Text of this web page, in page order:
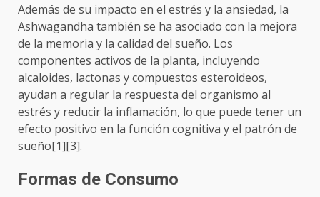
Además de su impacto en el estrés y la ansiedad, la
Ashwagandha también se ha asociado con la mejora
de la memoria y la calidad del sueño. Los
componentes activos de la planta, incluyendo
alcaloides, lactonas y compuestos esteroideos,
ayudan a regular la respuesta del organismo al
estrés y reducir la inflamación, lo que puede tener un
efecto positivo en la función cognitiva y el patrón de
sueño[1][3].
Formas de Consumo